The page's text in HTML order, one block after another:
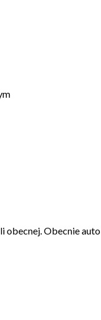
Obecnie